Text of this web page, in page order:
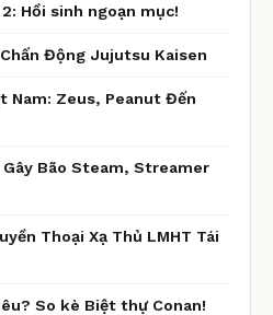
Hồi sinh ngoạn mục!
Động Jujutsu Kaisen
Nam: Zeus, Peanut Đến
Bão Steam, Streamer
Thoại Xạ Thủ LMHT Tái
So kè Biệt thự Conan!